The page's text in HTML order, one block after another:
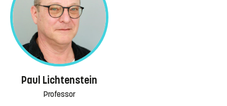
Paul Lichtenstein
Professor